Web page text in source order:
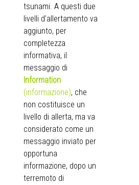
tsunami. A questi due
livelli d’allertamento va
aggiunto, per
completezza
informativa, il
messaggio di
Information
(informazione), che
non costituisce un
livello di allerta, ma va
considerato come un
messaggio inviato per
opportuna
informazione, dopo un
terremoto di